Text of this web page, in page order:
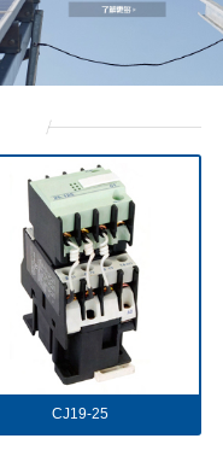
CJ19-25